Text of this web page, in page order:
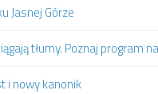
Jasnej Górze
tłumy. Poznaj program
i nowy kanonik